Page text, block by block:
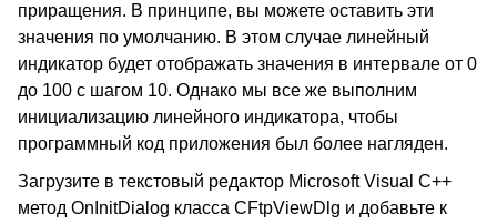
приращения. В принципе, вы можете оставить эти
значения по умолчанию. В этом случае линейный
индикатор будет отображать значения в интервале от 0
до 100 с шагом 10. Однако мы все же выполним
инициализацию линейного индикатора, чтобы
программный код приложения был более нагляден.
Загрузите в текстовый редактор Microsoft Visual C++
метод OnInitDialog класса CFtpViewDlg и добавьте к